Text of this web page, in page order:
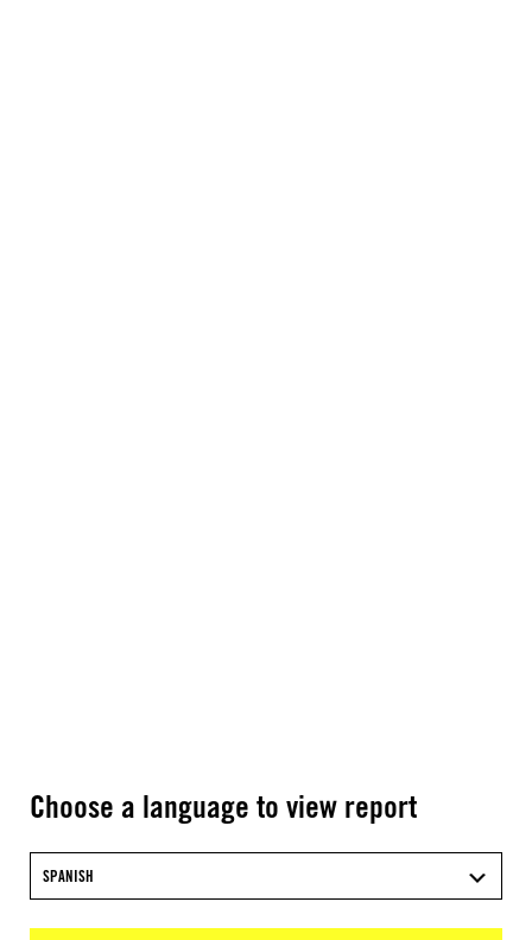
Choose a language to view report
SPANISH